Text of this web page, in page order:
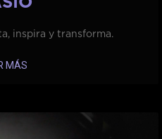
inspira y transforma.
MÁS